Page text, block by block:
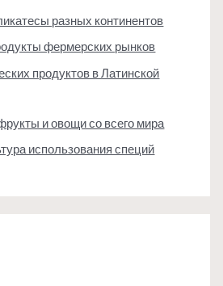
разных континентов
фермерских рынков
продуктов в Латинской
и овощи со всего мира
использования специй